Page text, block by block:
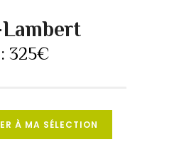
325€
À MA SÉLECTION